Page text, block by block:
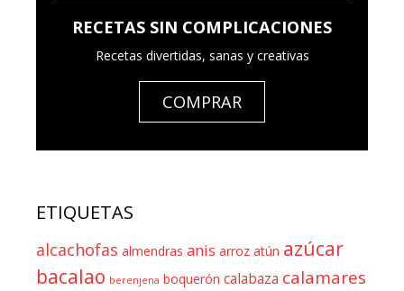
RECETAS SIN COMPLICACIONES
Recetas divertidas, sanas y creativas
COMPRAR
ETIQUETAS
alcachofas almendras anis arroz atún azúcar
bacalao berenjena boquerón calabaza calamares